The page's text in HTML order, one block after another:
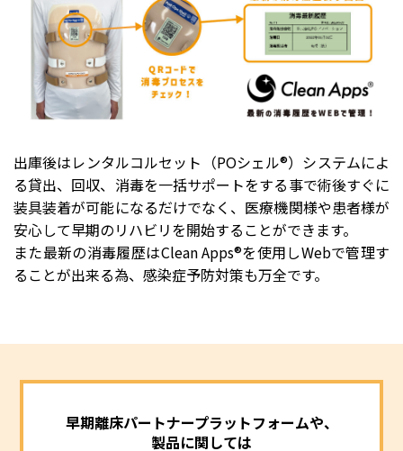
出庫後はレンタルコルセット（POシェル®︎）システムによ
る貸出、回収、消毒を一括サポートをする事で術後すぐに
装具装着が可能になるだけでなく、医療機関様や患者様が
安心して早期のリハビリを開始することができます。
また最新の消毒履歴はClean Apps®を使用しWebで管理す
ることが出来る為、感染症予防対策も万全です。
早期離床パートナープラットフォームや、
製品に関しては